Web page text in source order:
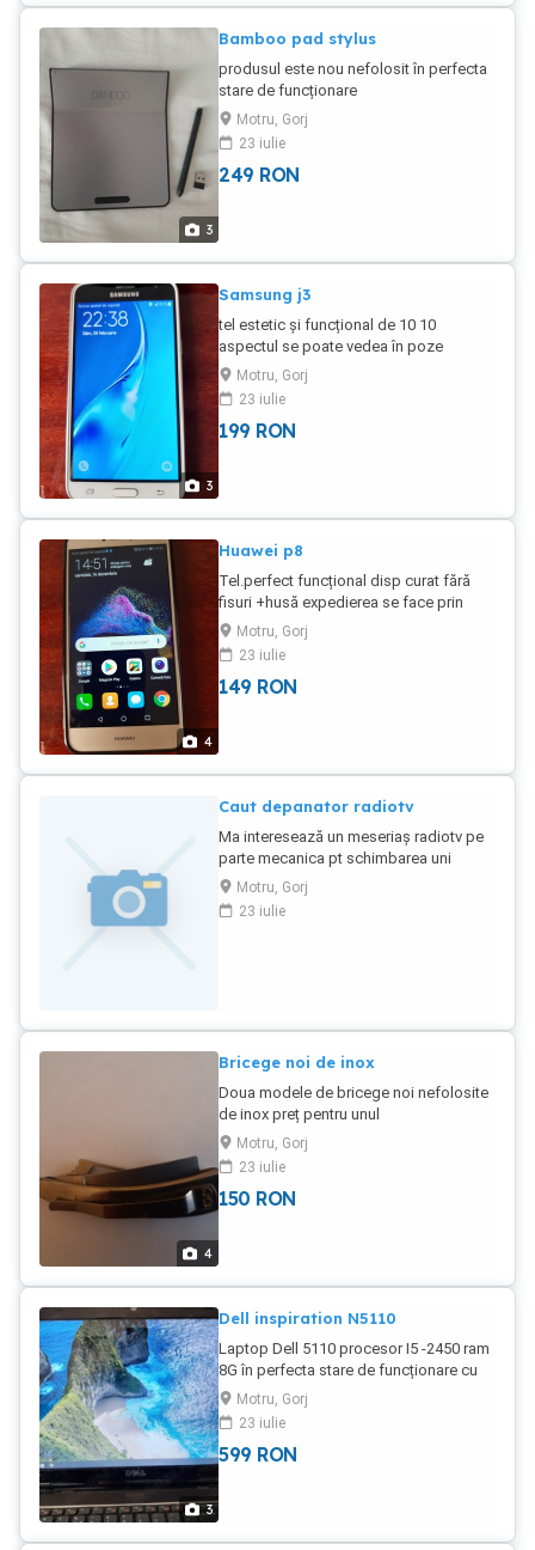
3
Bamboo pad stylus
produsul este nou nefolosit în perfecta
stare de funcționare
Motru, Gorj
23 iulie
249 RON
3
Samsung j3
tel estetic și funcțional de 10 10
aspectul se poate vedea în poze
autentice dual sim.Ca nou fără urme de
folosință
Motru, Gorj
23 iulie
199 RON
4
Huawei p8
Tel.perfect funcțional disp curat fără
fisuri +husă expedierea se face prin
poștă cu plata ramburs.
Motru, Gorj
23 iulie
149 RON
Caut depanator radiotv
Ma interesează un meseriaș radiotv pe
parte mecanica pt schimbarea uni
pinion la un mecanism cu autorevers de
preferat local.
Motru, Gorj
23 iulie
4
Bricege noi de inox
Doua modele de bricege noi nefolosite
de inox preț pentru unul
Motru, Gorj
23 iulie
150 RON
3
Dell inspiration N5110
Laptop Dell 5110 procesor I5 -2450 ram
8G în perfecta stare de funcționare cu
alimentator. Windows 10 pro instalat. Nu
trimit.
Motru, Gorj
23 iulie
599 RON